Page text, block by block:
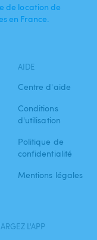
de location de
en France.
AIDE
Centre d'aide
Conditions
d'utilisation
Politique de
confidentialité
Mentions légales
L'APP